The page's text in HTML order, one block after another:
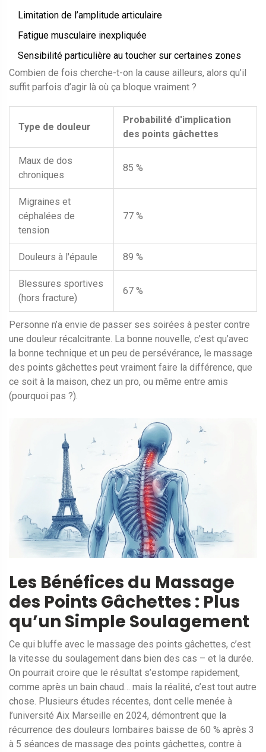
Limitation de l’amplitude articulaire
Fatigue musculaire inexpliquée
Sensibilité particulière au toucher sur certaines zones
Combien de fois cherche-t-on la cause ailleurs, alors qu’il
suffit parfois d’agir là où ça bloque vraiment ?
Type de douleur
Probabilité d'implication
des points gâchettes
Maux de dos
chroniques
85 %
Migraines et
céphalées de
tension
77 %
Douleurs à l'épaule 89 %
Blessures sportives
(hors fracture)
67 %
Personne n’a envie de passer ses soirées à pester contre
une douleur récalcitrante. La bonne nouvelle, c’est qu’avec
la bonne technique et un peu de persévérance, le massage
des points gâchettes peut vraiment faire la différence, que
ce soit à la maison, chez un pro, ou même entre amis
(pourquoi pas ?).
Les Bénéfices du Massage
des Points Gâchettes : Plus
qu’un Simple Soulagement
Ce qui bluffe avec le massage des points gâchettes, c’est
la vitesse du soulagement dans bien des cas – et la durée.
On pourrait croire que le résultat s’estompe rapidement,
comme après un bain chaud… mais la réalité, c’est tout autre
chose. Plusieurs études récentes, dont celle menée à
l’université Aix Marseille en 2024, démontrent que la
récurrence des douleurs lombaires baisse de 60 % après 3
à 5 séances de massage des points gâchettes, contre à